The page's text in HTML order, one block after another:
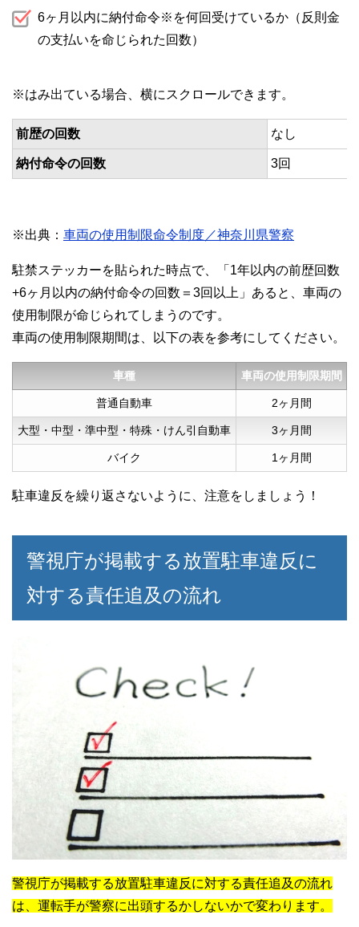
6ヶ月以内に納付命令※を何回受けているか（反則金
の支払いを命じられた回数）
前歴の回数 なし
納付命令の回数 3回
※出典： 車両の使用制限命令制度／神奈川県警察
駐禁ステッカーを貼られた時点で、「1年以内の前歴回数
+6ヶ月以内の納付命令の回数＝3回以上」あると、車両の
使用制限が命じられてしまうのです。
車両の使用制限期間は、以下の表を参考にしてください。
車種 車両の使用制限期間
普通自動車 2ヶ月間
大型・中型・準中型・特殊・けん引自動車 3ヶ月間
バイク 1ヶ月間
駐車違反を繰り返さないように、注意をしましょう！
警視庁が掲載する放置駐車違反に
対する責任追及の流れ
警視庁が掲載する放置駐車違反に対する責任追及の流れ
は、運転手が警察に出頭するかしないかで変わります。